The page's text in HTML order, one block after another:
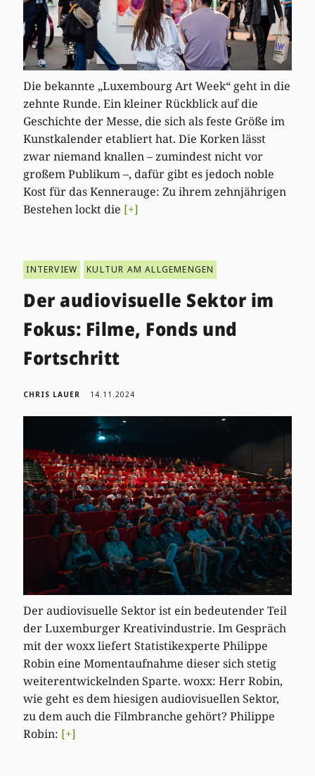
Die bekannte „Luxembourg Art Week“ geht in die
zehnte Runde. Ein kleiner Rückblick auf die
Geschichte der Messe, die sich als feste Größe im
Kunstkalender etabliert hat. Die Korken lässt
zwar niemand knallen – zumindest nicht vor
großem Publikum –, dafür gibt es jedoch noble
Kost für das Kennerauge: Zu ihrem zehnjährigen
Bestehen lockt die [+]
INTERVIEW KULTUR AM ALLGEMENGEN
Der audiovisuelle Sektor im
Fokus: Filme, Fonds und
Fortschritt
CHRIS LAUER 14.11.2024
Der audiovisuelle Sektor ist ein bedeutender Teil
der Luxemburger Kreativindustrie. Im Gespräch
mit der woxx liefert Statistikexperte Philippe
Robin eine Momentaufnahme dieser sich stetig
weiterentwickelnden Sparte. woxx: Herr Robin,
wie geht es dem hiesigen audiovisuellen Sektor,
zu dem auch die Filmbranche gehört? Philippe
Robin: [+]